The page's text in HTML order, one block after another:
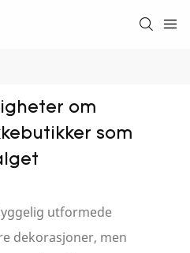
om
som
utformede
dekorasjoner, men